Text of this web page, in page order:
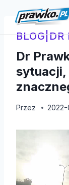
treściBLOG| DR
Dr
sytuacji,
Przez 2022-
w